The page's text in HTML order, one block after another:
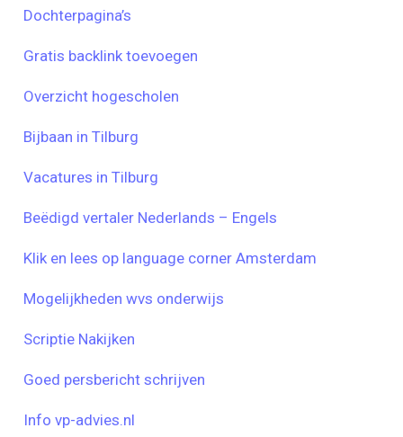
Dochterpagina’s
Gratis backlink toevoegen
Overzicht hogescholen
Bijbaan in Tilburg
Vacatures in Tilburg
Beëdigd vertaler Nederlands – Engels
Klik en lees op language corner Amsterdam
Mogelijkheden wvs onderwijs
Scriptie Nakijken
Goed persbericht schrijven
Info vp-advies.nl